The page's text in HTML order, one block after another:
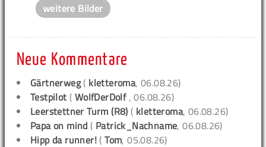
weitere Bilder
Neue Kommentare
Gärtnerweg( kletteroma, 06.08.26)
Testpilot ( WolfDerDolf , 06.08.26)
Leerstettner Turm (R8) ( kletteroma, 06.08.26)
Papa on mind ( Patrick_Nachname, 06.08.26)
Hipp da runner! (Tom, 05.08.26)